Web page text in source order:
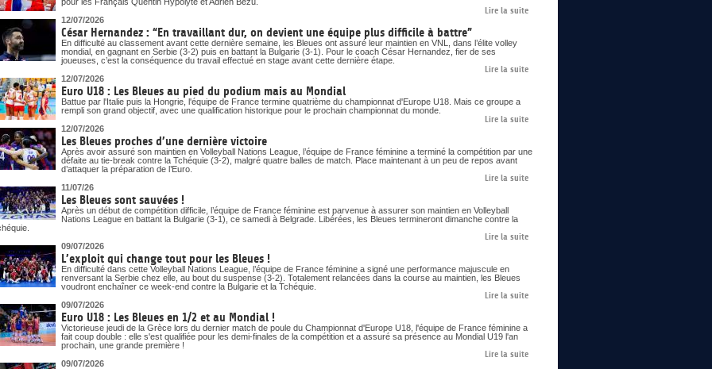
Lire la suite
12/07/2026
César Hernandez : “En travaillant dur, on devient une équipe plus difficile à battre”
En difficulté au classement avant cette dernière semaine, les Bleues ont assuré leur maintien en VNL, dans l’élite volley
mondial, en gagnant en Serbie (3-2) puis en battant la Bulgarie (3-1). Pour le coach César Hernandez, fier de ses
joueuses, c’est la conséquence du travail effectué en stage avant cette dernière étape.
Lire la suite
12/07/2026
Euro U18 : Les Bleues au pied du podium mais au Mondial
Battue par l'Italie puis la Hongrie, l'équipe de France termine quatrième du championnat d'Europe U18. Mais ce groupe a
rempli son grand objectif, avec une qualification historique pour le prochain championnat du monde.
Lire la suite
12/07/2026
Les Bleues proches d’une dernière victoire
Après avoir assuré son maintien en Volleyball Nations League, l’équipe de France féminine a terminé la compétition par une
défaite au tie-break contre la Tchéquie (3-2), malgré quatre balles de match. Place maintenant à un peu de repos avant
d’attaquer la préparation de l’Euro.
Lire la suite
11/07/26
Les Bleues sont sauvées !
Après un début de compétition difficile, l’équipe de France féminine est parvenue à assurer son maintien en Volleyball
Nations League en battant la Bulgarie (3-1), ce samedi à Belgrade. Libérées, les Bleues termineront dimanche contre la
Lire la suite
09/07/2026
L’exploit qui change tout pour les Bleues !
En difficulté dans cette Volleyball Nations League, l’équipe de France féminine a signé une performance majuscule en
renversant la Serbie chez elle, au bout du suspense (3-2). Totalement relancées dans la course au maintien, les Bleues
voudront enchaîner ce week-end contre la Bulgarie et la Tchéquie.
Lire la suite
09/07/2026
Euro U18 : Les Bleues en 1/2 et au Mondial !
Victorieuse jeudi de la Grèce lors du dernier match de poule du Championnat d'Europe U18, l'équipe de France féminine a
fait coup double : elle s'est qualifiée pour les demi-finales de la compétition et a assuré sa présence au Mondial U19 l'an
prochain, une grande première !
Lire la suite
09/07/2026